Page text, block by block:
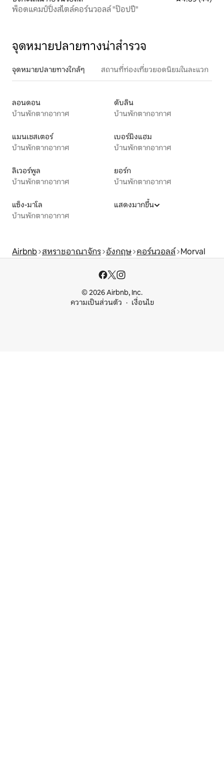
พ็อดแคมป์ปิ้งสไตล์คอร์นวอลล์ "ป๊อปปี้"
จุดหมายปลายทางน่าสำรวจ
จุดหมายปลายทางใกล้ๆ สถานที่ท่องเที่ยวยอดนิยมในละแวก
ลอนดอน
บ้านพักตากอากาศ
ดับลิน
บ้านพักตากอากาศ
แมนเชสเตอร์
บ้านพักตากอากาศ
เบอร์มิงแฮม
บ้านพักตากอากาศ
ลิเวอร์พูล
บ้านพักตากอากาศ
ยอร์ก
บ้านพักตากอากาศ
แซ็ง-มาโล
บ้านพักตากอากาศ
แสดงมากขึ้น
Airbnb สหราชอาณาจักร อังกฤษ คอร์นวอลล์ Morval
© 2026 Airbnb, Inc.
ความเป็นส่วนตัว
เงื่อนไข